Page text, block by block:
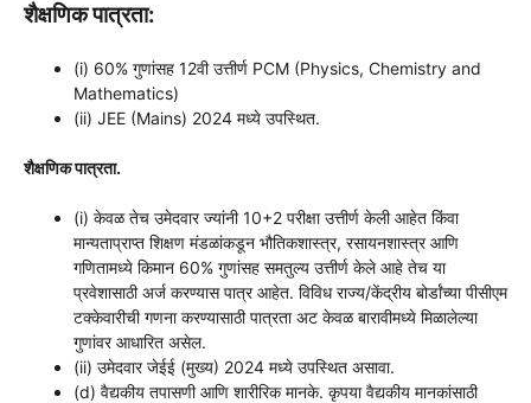
शैक्षणिक पात्रता:
(i) 60% गुणांसह 12वी उत्तीर्ण PCM (Physics, Chemistry and
Mathematics)
(ii) JEE (Mains) 2024 मध्ये उपस्थित.
शैक्षणिक पात्रता.
(i) केवळ तेच उमेदवार ज्यांनी 10+2 परीक्षा उत्तीर्ण केली आहेत किंवा
मान्यताप्राप्त शिक्षण मंडळांकडून भौतिकशास्त्र, रसायनशास्त्र आणि
गणितामध्ये किमान 60% गुणांसह समतुल्य उत्तीर्ण केले आहे तेच या
प्रवेशासाठी अर्ज करण्यास पात्र आहेत. विविध राज्य/केंद्रीय बोर्डांच्या पीसीएम
टक्केवारीची गणना करण्यासाठी पात्रता अट केवळ बारावीमध्ये मिळालेल्या
गुणांवर आधारित असेल.
(ii) उमेदवार जेईई (मुख्य) 2024 मध्ये उपस्थित असावा.
(d) वैद्यकीय तपासणी आणि शारीरिक मानके. कृपया वैद्यकीय मानकांसाठी